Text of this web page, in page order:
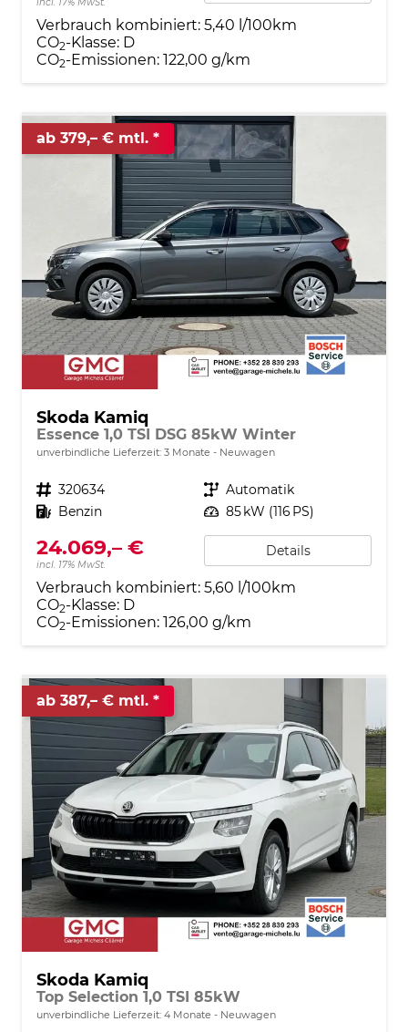
Verbrauch kombiniert: 5,40 l/100km
CO2-Klasse: D
CO2-Emissionen: 122,00 g/km
ab 379,– € mtl.
Skoda Kamiq
Essence 1,0 TSI DSG 85kW Winter
unverbindliche Lieferzeit: 3 Monate Neuwagen
Fahrzeugnr. 320634 Getriebe Automatik
Kraftstoff Benzin Leistung 85 kW (116 PS)
24.069,– €
incl. 17% MwSt.
Details
Verbrauch kombiniert: 5,60 l/100km
CO2-Klasse: D
CO2-Emissionen: 126,00 g/km
ab 387,– € mtl.
Skoda Kamiq
Top Selection 1,0 TSI 85kW
unverbindliche Lieferzeit: 4 Monate Neuwagen